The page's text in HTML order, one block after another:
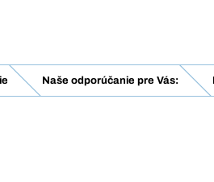
Naše odporúčanie pre Vás: